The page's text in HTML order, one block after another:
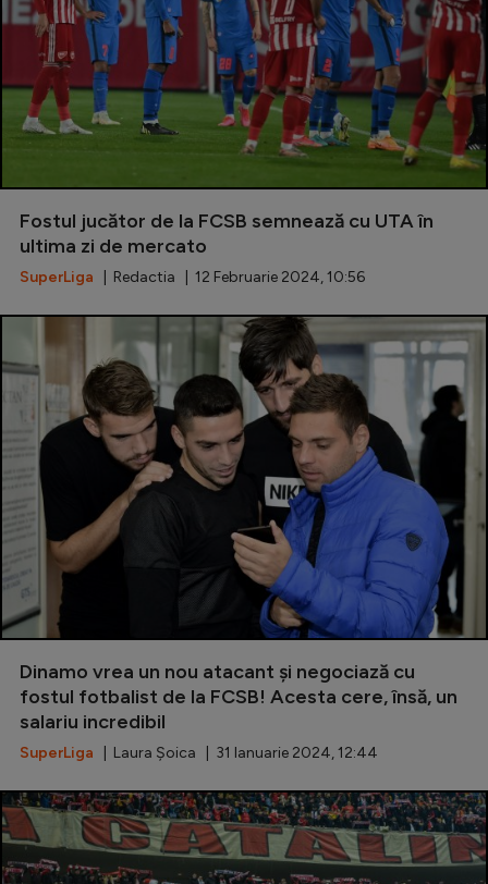
Fostul jucător de la FCSB semnează cu UTA în
ultima zi de mercato
SuperLiga | Redactia | 12 Februarie 2024, 10:56
Dinamo vrea un nou atacant și negociază cu
fostul fotbalist de la FCSB! Acesta cere, însă, un
salariu incredibil
SuperLiga | Laura Șoica | 31 Ianuarie 2024, 12:44